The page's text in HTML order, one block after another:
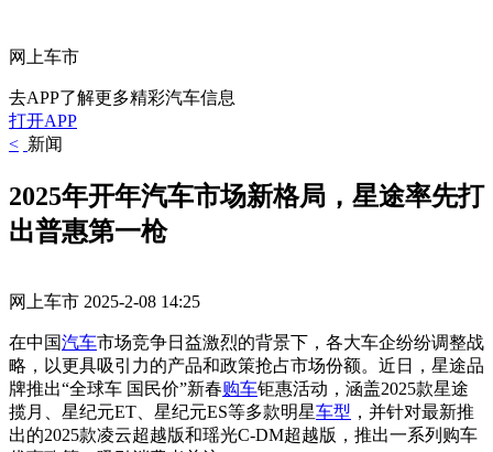
网上车市
去APP了解更多精彩汽车信息
打开APP
< 新闻
2025年开年汽车市场新格局，星途率先打
出普惠第一枪
网上车市 2025-2-08 14:25
在中国汽车市场竞争日益激烈的背景下，各大车企纷纷调整战
略，以更具吸引力的产品和政策抢占市场份额。近日，星途品
牌推出“全球车 国民价”新春购车钜惠活动，涵盖2025款星途
揽月、星纪元ET、星纪元ES等多款明星车型 ，并针对最新推
出的2025款凌云超越版和瑶光C-DM超越版，推出一系列购车